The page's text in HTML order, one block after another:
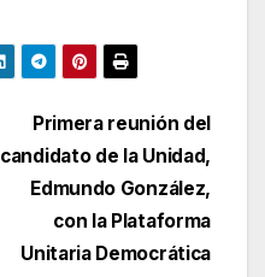
Primera reunión del
candidato de la Unidad,
Edmundo González,
con la Plataforma
Unitaria Democrática